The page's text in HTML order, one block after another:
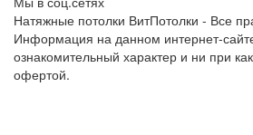
Натяжные потолки ВитПотолки - Все
Информация на данном интернет-
ознакомительный характер и ни при
офертой.